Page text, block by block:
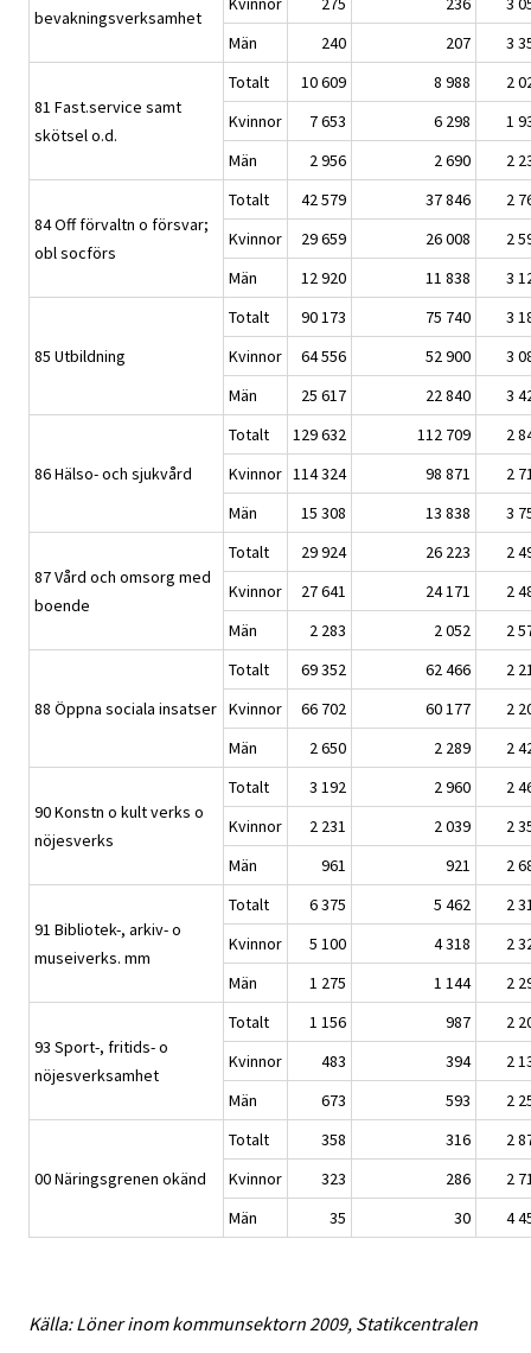
bevakningsverksamhet
Män
240 207 3
81 Fast.service samt
skötsel o.d.
Totalt 10 609 8 988
2
Kvinnor
7 653 6 298
1
Män
2 956 2 690 2
84 Off förvaltn o försvar;
obl socförs
Totalt 42 579 37 846
2
Kvinnor
29 659 26 008
2
Män
12 920 11 838 3
85 Utbildning
Totalt 90 173 75 740
3
Kvinnor
64 556 52 900
3
Män
25 617 22 840 3
86 Hälso- och sjukvård
Totalt 129 632 112 709
2
Kvinnor 114 324 98 871
2
Män
15 308 13 838 3
87 Vård och omsorg med
boende
Totalt 29 924 26 223
2
Kvinnor
27 641 24 171
2
Män
2 283 2 052 2
88 Öppna sociala insatser
Totalt 69 352 62 466
2
Kvinnor
66 702 60 177
2
Män
2 650 2 289 2
90 Konstn o kult verks o
nöjesverks
Totalt 3 192 2 960
2
Kvinnor
2 231 2 039
2
Män
961 921 2
91 Bibliotek-, arkiv- o
museiverks. mm
Totalt 6 375 5 462
2
Kvinnor
5 100 4 318
2
Män
1 275 1 144 2
93 Sport-, fritids- o
nöjesverksamhet
Totalt 1 156 987
2
Kvinnor
483 394
2
Män
673 593 2
00 Näringsgrenen okänd
Totalt 358 316
2
Kvinnor
323 286
2
Män
35 30 4
Källa: Löner inom kommunsektorn 2009, Statikcentralen